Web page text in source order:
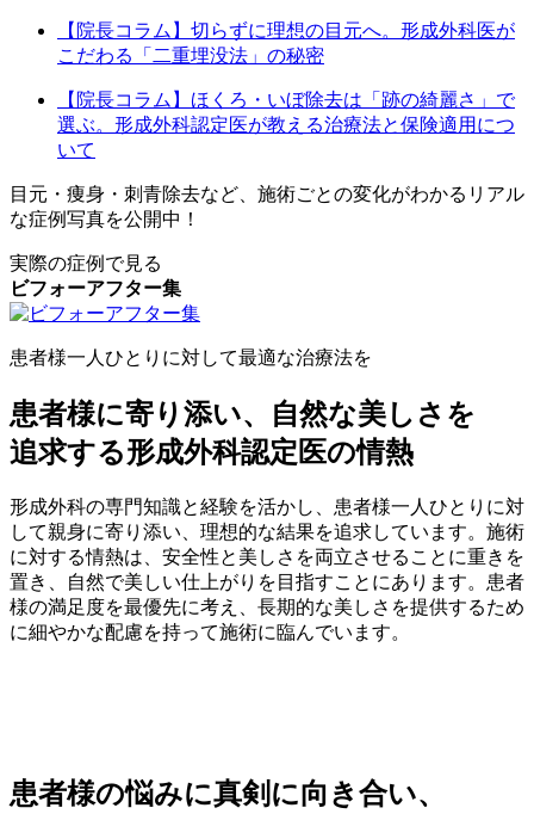
【院長コラム】切らずに理想の目元へ。形成外科医が
こだわる「二重埋没法」の秘密
【院長コラム】ほくろ・いぼ除去は「跡の綺麗さ」で
選ぶ。形成外科認定医が教える治療法と保険適用につ
いて
目元・痩身・刺青除去など、施術ごとの変化がわかるリアル
な症例写真を公開中！
実際の症例で見る
ビフォーアフター集
患者様一人ひとりに対して最適な治療法を
患者様に寄り添い、自然な美しさを
追求する形成外科認定医の情熱
形成外科の専門知識と経験を活かし、患者様一人ひとりに対
して親身に寄り添い、理想的な結果を追求しています。施術
に対する情熱は、安全性と美しさを両立させることに重きを
置き、自然で美しい仕上がりを目指すことにあります。患者
様の満足度を最優先に考え、長期的な美しさを提供するため
に細やかな配慮を持って施術に臨んでいます。
患者様の悩みに真剣に向き合い、